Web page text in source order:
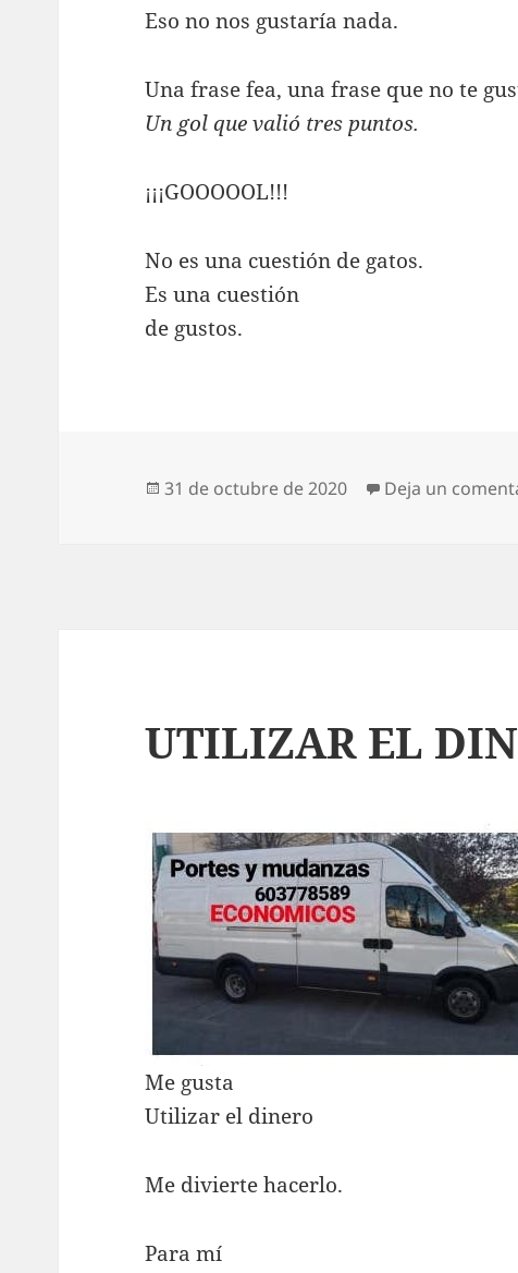
Eso no nos gustaría nada.
Una frase fea, una frase que no te
Un gol que valió tres puntos.
¡¡¡GOOOOOL!!!
No es una cuestión de gatos.
Es una cuestión
de gustos.
Publicado
31 de octubre de 2020 Deja un
UTILIZAR EL
Me gusta
Utilizar el dinero
Me divierte hacerlo.
Para mí